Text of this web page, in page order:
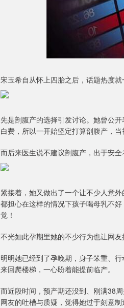
宋玉希自从怀上四胎之后，话题热度
先是剖腹产的选择引发讨论。她曾公
白费，所以一开始坚定打算剖腹产，
而后来医生说不建议剖腹产，出于安
紧接着，她又做出了一个让不少人意
都担心在这样的情况下孩子喝母乳不
觉！
不光如此孕期里她的不少行为也让网友
明明她已经到了孕晚期，身子笨重、
来回爬楼梯，一心盼着能提前临产。
而近段时间，预产期还没到、刚满38
网友的吐槽与质疑，觉得她过于刻意制